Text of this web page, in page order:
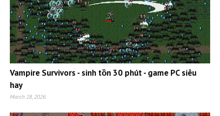
Vampire Survivors - sinh tồn 30 phút - game PC siêu
hay
March 28, 2026